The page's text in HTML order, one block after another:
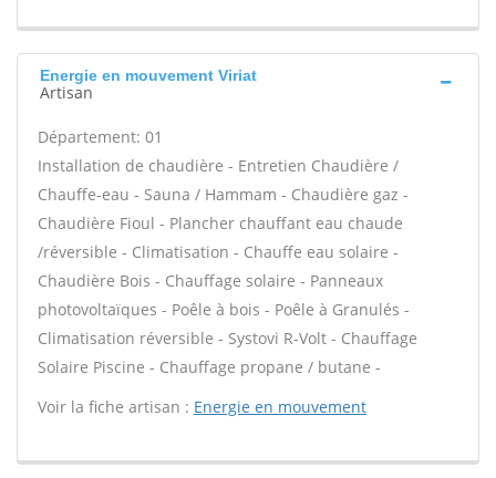
Energie en mouvement Viriat
Artisan
Département: 01
Installation de chaudière - Entretien Chaudière /
Chauffe-eau - Sauna / Hammam - Chaudière gaz -
Chaudière Fioul - Plancher chauffant eau chaude
/réversible - Climatisation - Chauffe eau solaire -
Chaudière Bois - Chauffage solaire - Panneaux
photovoltaïques - Poêle à bois - Poêle à Granulés -
Climatisation réversible - Systovi R-Volt - Chauffage
Solaire Piscine - Chauffage propane / butane -
Voir la fiche artisan : Energie en mouvement